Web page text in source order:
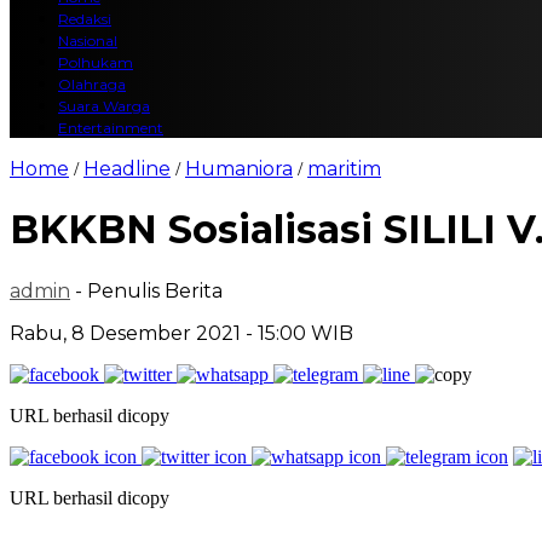
Redaksi
Nasional
Polhukam
Olahraga
Suara Warga
Entertainment
Home / Headline / Humaniora / maritim
BKKBN Sosialisasi SILILI
admin - Penulis Berita
Rabu, 8 Desember 2021 - 15:00 WIB
URL berhasil dicopy
URL berhasil dicopy